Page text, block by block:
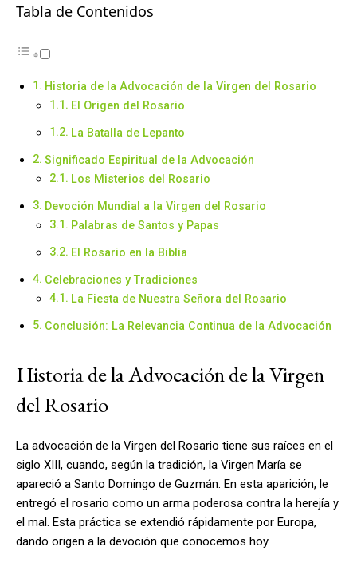
Tabla de Contenidos
Historia de la Advocación de la Virgen del Rosario
El Origen del Rosario
La Batalla de Lepanto
Significado Espiritual de la Advocación
Los Misterios del Rosario
Devoción Mundial a la Virgen del Rosario
Palabras de Santos y Papas
El Rosario en la Biblia
Celebraciones y Tradiciones
La Fiesta de Nuestra Señora del Rosario
Conclusión: La Relevancia Continua de la Advocación
Historia de la Advocación de la Virgen
del Rosario
La advocación de la Virgen del Rosario tiene sus raíces en el
siglo XIII, cuando, según la tradición, la Virgen María se
apareció a Santo Domingo de Guzmán. En esta aparición, le
entregó el rosario como un arma poderosa contra la herejía y
el mal. Esta práctica se extendió rápidamente por Europa,
dando origen a la devoción que conocemos hoy.